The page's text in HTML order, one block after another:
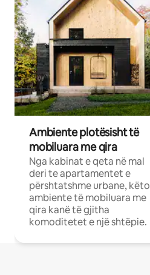
Ambiente plotësisht të
mobiluara me qira
Nga kabinat e qeta në mal
deri te apartamentet e
përshtatshme urbane, këto
ambiente të mobiluara me
qira kanë të gjitha
komoditetet e një shtëpie.